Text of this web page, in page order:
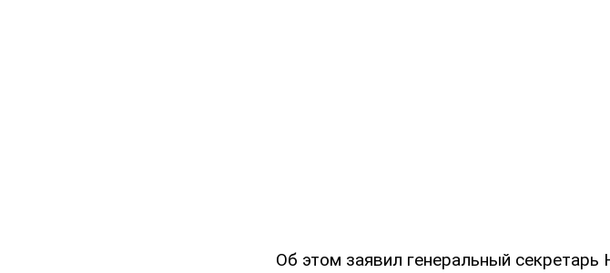
Об этом заявил генеральный секретарь